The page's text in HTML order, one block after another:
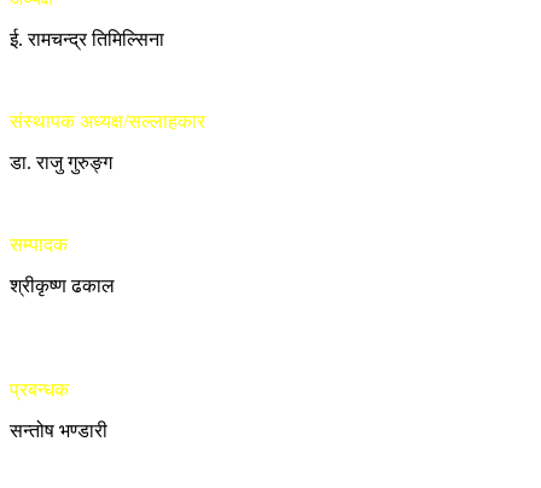
ई. रामचन्द्र तिमिल्सिना
संस्थापक अध्यक्ष/सल्लाहकार
डा. राजु गुरुङ्ग
सम्पादक
श्रीकृष्ण ढकाल
प्रबन्धक
सन्तोष भण्डारी